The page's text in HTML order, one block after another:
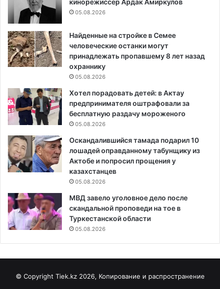
кинорежиссер Ардак Амиркулов
05.08.2026
Найденные на стройке в Семее
человеческие останки могут
принадлежать пропавшему 8 лет назад
охраннику
05.08.2026
Хотел порадовать детей: в Актау
предпринимателя оштрафовали за
бесплатную раздачу мороженого
05.08.2026
Оскандалившийся тамада подарил 10
лошадей оправданному табунщику из
Актобе и попросил прощения у
казахстанцев
05.08.2026
МВД завело уголовное дело после
скандальной проповеди на тое в
Туркестанской области
05.08.2026
© Copyright Tiek.kz 2026, Копирование и распространение